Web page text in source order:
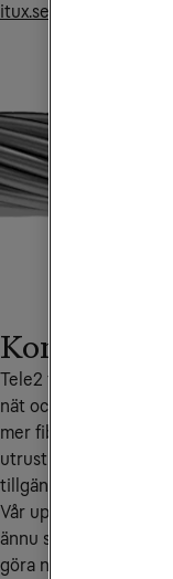
itux.se
Tele2 fortsätter den
nät och vi bygger en
mer fiber. Samtidigt
utrustning för de
tillgänglighet.
Vår uppgradering av
ännu snabbare och
göra några åtgärder i